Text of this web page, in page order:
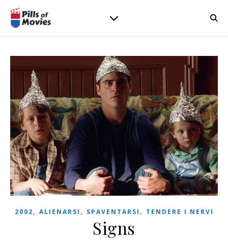
2002, ALIENARSI , SPAVENTARSI , TENDERE I NERVI
Signs